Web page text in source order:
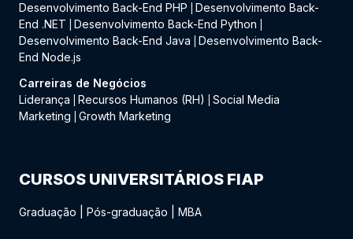
Desenvolvimento Back-End PHP
Desenvolvimento Back-
End .NET
Desenvolvimento Back-End Python
Desenvolvimento Back-End Java
Desenvolvimento Back-
End Node.js
Carreiras de Negócios
Liderança
Recursos Humanos (RH)
Social Media
Marketing
Growth Marketing
CURSOS UNIVERSITÁRIOS FIAP
Graduação Pós-graduação MBA